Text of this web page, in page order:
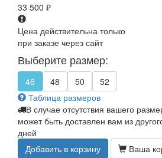
33 500 ₽
Цена действительна только
при заказе через сайт
Выберите размер:
46 48 50
52
Таблица размеров
В случае отсутствия вашего
может быть доставлен вам из
дней
Добавить в корзину
Ваша